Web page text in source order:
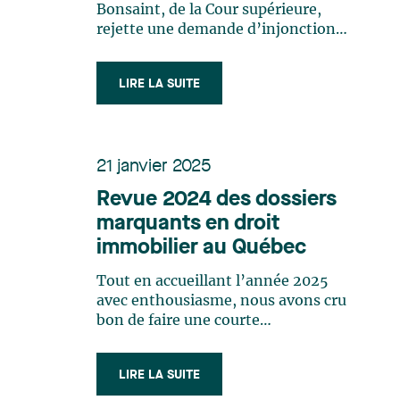
LIRE LA SUITE
21 janvier 2025
Revue 2024 des dossiers
marquants en droit
immobilier au Québec
Tout en accueillant l’année 2025
avec enthousiasme, nous avons cru
bon de faire une courte
Québec. Jetons un coup d’œil sur
LIRE LA SUITE